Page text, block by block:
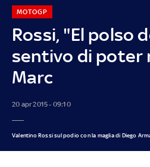
Rossi, "El polso
sentivo di poter
Marc
MOTOGP
20 apr 2015 - 09:10
Valentino Rossi sul podio con la maglia di Diego